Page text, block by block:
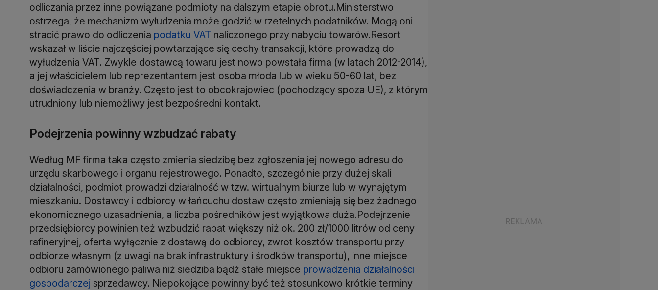
odliczania przez inne powiązane podmioty na dalszym etapie obrotu.Ministerstwo
ostrzega, że mechanizm wyłudzenia może godzić w rzetelnych podatników. Mogą oni
stracić prawo do odliczenia podatku VAT naliczonego przy nabyciu towarów.Resort
wskazał w liście najczęściej powtarzające się cechy transakcji, które prowadzą do
wyłudzenia VAT. Zwykle dostawcą towaru jest nowo powstała firma (w latach 2012-2014),
a jej właścicielem lub reprezentantem jest osoba młoda lub w wieku 50-60 lat, bez
doświadczenia w branży. Często jest to obcokrajowiec (pochodzący spoza UE), z którym
utrudniony lub niemożliwy jest bezpośredni kontakt.
Podejrzenia powinny wzbudzać rabaty
Według MF firma taka często zmienia siedzibę bez zgłoszenia jej nowego adresu do
urzędu skarbowego i organu rejestrowego. Ponadto, szczególnie przy dużej skali
działalności, podmiot prowadzi działalność w tzw. wirtualnym biurze lub w wynajętym
mieszkaniu. Dostawcy i odbiorcy w łańcuchu dostaw często zmieniają się bez żadnego
ekonomicznego uzasadnienia, a liczba pośredników jest wyjątkowa duża.Podejrzenie
przedsiębiorcy powinien też wzbudzić rabat większy niż ok. 200 zł/1000 litrów od ceny
rafineryjnej, oferta wyłącznie z dostawą do odbiorcy, zwrot kosztów transportu przy
odbiorze własnym (z uwagi na brak infrastruktury i środków transportu), inne miejsce
odbioru zamówionego paliwa niż siedziba bądź stałe miejsce prowadzenia działalności
gospodarczej sprzedawcy. Niepokojące powinny być też stosunkowo krótkie terminy